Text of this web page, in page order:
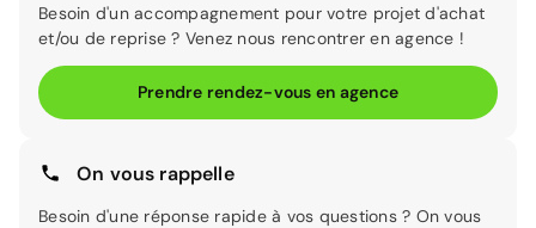
Besoin d'un accompagnement pour votre projet d'achat
et/ou de reprise ? Venez nous rencontrer en agence !
Prendre rendez-vous en agence
On vous rappelle
Besoin d'une réponse rapide à vos questions ? On vous